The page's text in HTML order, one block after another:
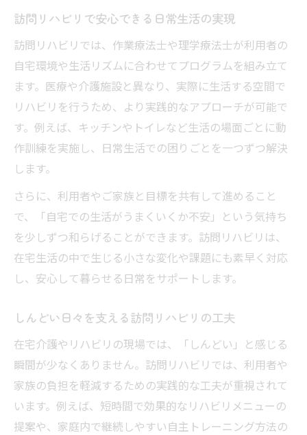
作業療法士が訪問リハビリで行う支援内容
訪問リハビリで見るダメな作業療法士の特
徴
作業療法士と理学療法士の違いを解説
訪問リハビリ現場の作業療法士の将来性
在宅ケアで役立つ訪問リハビリの実践ポイント
在宅ケアに必要な訪問リハビリの実践内容
訪問リハビリ活用でADL・IADLを強化する
訪問リハビリのしんどい悩みを軽減する方
法
訪問リハビリの実践で役立つ家族への指導
訪問リハビリ導入で自立支援が進む理由
訪問リハビリ条件を満たすためのポイント
訪問リハビリあるあると安心生活の両立
訪問リハビリがもたらす安心な暮らし方
訪問リハビリ導入後の将来性と期待効果
訪問リハビリで安心できる日常生活の実現
訪問リハビリでは、作業療法士や理学療法士が利用者の
自宅環境や生活リズムに合わせてプログラムを組み立て
ます。医療や介護施設と異なり、実際に生活する空間で
リハビリを行うため、より実践的なアプローチが可能で
す。例えば、キッチンやトイレなど生活の場面ごとに動
作訓練を実施し、日常生活での困りごとを一つずつ解決
します。
さらに、利用者やご家族と目標を共有して進めること
で、「自宅での生活がうまくいくか不安」という気持ち
を少しずつ和らげることができます。訪問リハビリは、
在宅生活の中で生じる小さな変化や課題にも素早く対応
し、安心して暮らせる日常をサポートします。
しんどい日々を支える訪問リハビリの工夫
在宅介護やリハビリの現場では、「しんどい」と感じる
瞬間が少なくありません。訪問リハビリでは、利用者や
家族の負担を軽減するための実践的な工夫が重視されて
います。例えば、短時間で効果的なリハビリメニューの
提案や、家庭内で継続しやすい自主トレーニング方法の